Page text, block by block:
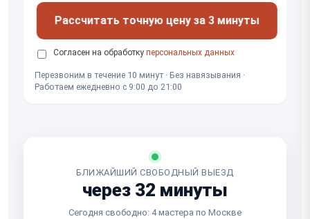
Рассчитать точную цену за 3 минуты
Согласен на обработку персональных данных
Перезвоним в течение 10 минут · Без навязывания ·
Работаем ежедневно с 9:00 до 21:00
БЛИЖАЙШИЙ СВОБОДНЫЙ ВЫЕЗД
через 32 минуты
Сегодня свободно: 4 мастера по Москве